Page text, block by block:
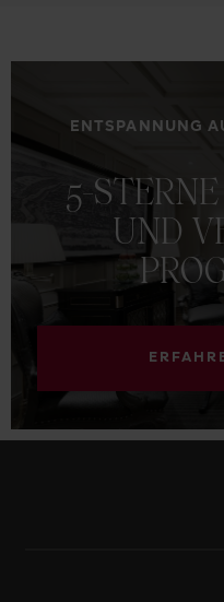
ENTSPANNUNG
5-STERNE
UND